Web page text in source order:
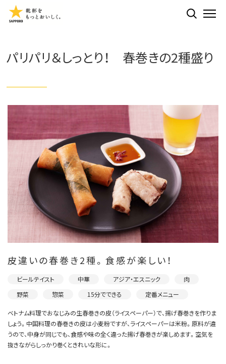
検索する
パリパリ＆しっとり！ 春巻きの2種盛り
皮違いの春巻き2種。食感が楽しい！
ビールテイスト 中華 アジア・エスニック
肉
野菜
惣菜 15分でできる 定番メニュー
ベトナム料理でおなじみの生春巻きの皮（ライスペーパー）で、揚げ春巻きを作りま
しょう。中国料理の春巻きの皮は小麦粉ですが、ライスペーパーは米粉。原料が違
うので、中身が同じでも、食感や味の全く違った揚げ春巻きが楽しめます。空気を
抜きながらしっかり巻くときれいな形に。